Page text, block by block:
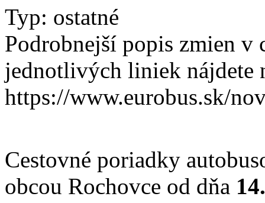
Typ: ostatné
Podrobnejší popis zmien v
jednotlivých liniek nájdete
https://www.eurobus.sk/
Cestovné poriadky
obcou Rochovce od dňa